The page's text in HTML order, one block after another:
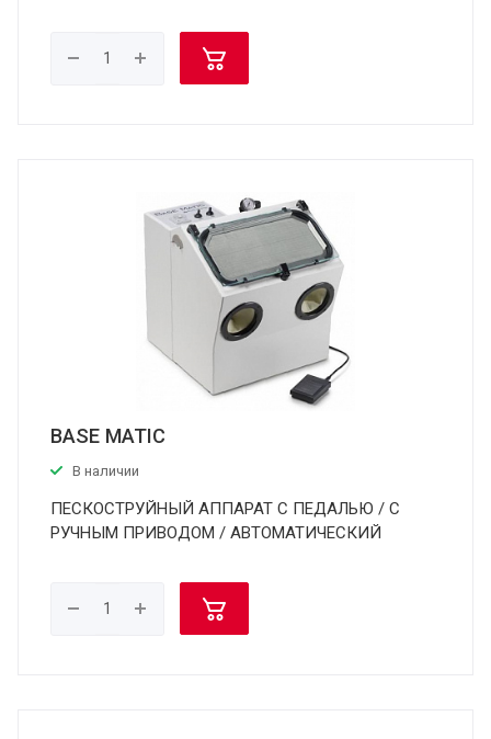
BASE MATIC
В наличии
ПЕСКОСТРУЙНЫЙ АППАРАТ С ПЕДАЛЬЮ / С
РУЧНЫМ ПРИВОДОМ / АВТОМАТИЧЕСКИЙ